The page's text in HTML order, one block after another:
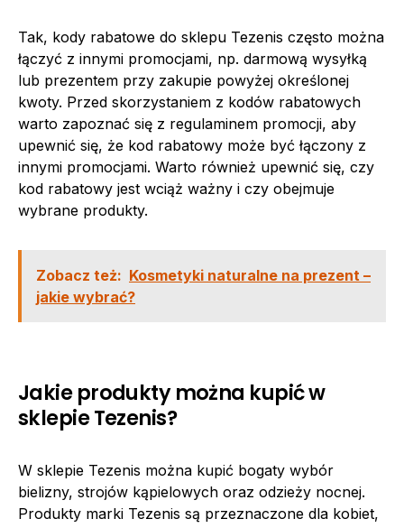
Tak, kody rabatowe do sklepu Tezenis często można
łączyć z innymi promocjami, np. darmową wysyłką
lub prezentem przy zakupie powyżej określonej
kwoty. Przed skorzystaniem z kodów rabatowych
warto zapoznać się z regulaminem promocji, aby
upewnić się, że kod rabatowy może być łączony z
innymi promocjami. Warto również upewnić się, czy
kod rabatowy jest wciąż ważny i czy obejmuje
wybrane produkty.
Zobacz też: Kosmetyki naturalne na prezent –
jakie wybrać?
Jakie produkty można kupić w
sklepie Tezenis?
W sklepie Tezenis można kupić bogaty wybór
bielizny, strojów kąpielowych oraz odzieży nocnej.
Produkty marki Tezenis są przeznaczone dla kobiet,